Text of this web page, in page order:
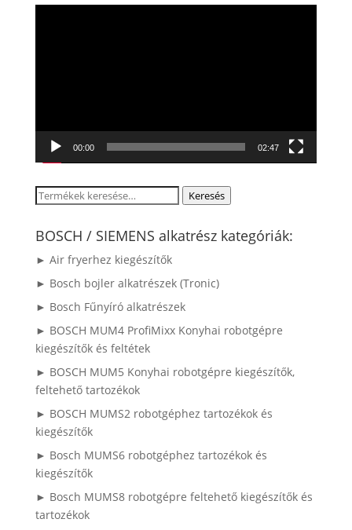
00:00 02:47
Keresés
következőre:
Keresés
BOSCH / SIEMENS alkatrész kategóriák:
► Air fryerhez kiegészítők
► Bosch bojler alkatrészek (Tronic)
► Bosch Fűnyíró alkatrészek
► BOSCH MUM4 ProfiMixx Konyhai robotgépre
kiegészítők és feltétek
► BOSCH MUM5 Konyhai robotgépre kiegészítők,
feltehető tartozékok
► BOSCH MUMS2 robotgéphez tartozékok és
kiegészítők
► Bosch MUMS6 robotgéphez tartozékok és
kiegészítők
► Bosch MUMS8 robotgépre feltehető kiegészítők és
tartozékok